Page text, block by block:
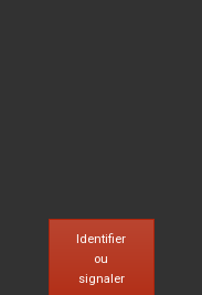
Identifier
ou
signaler